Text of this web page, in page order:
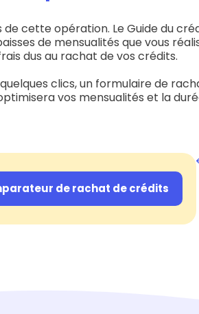
cette opération. Le Guide du
de mensualités que vous
dus au rachat de vos crédits.
clics, un formulaire de
vos mensualités et la
de rachat de crédits